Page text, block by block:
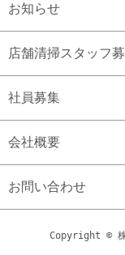
お知らせ
店舗清掃スタッフ
社員募集
会社概要
お問い合わせ
Copyright ©